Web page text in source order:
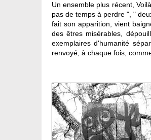
Un ensemble plus récent,
pas de temps à perdre ", "
fait son apparition, vient
des êtres misérables,
exemplaires d'humanité
renvoyé, à chaque fois,